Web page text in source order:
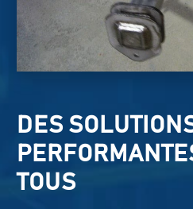
DES
TOUS